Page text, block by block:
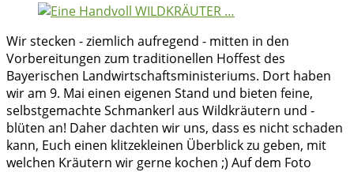
Wir stecken - ziemlich aufregend - mitten in den
Vorbereitungen zum traditionellen Hoffest des
Bayerischen Landwirtschaftsministeriums. Dort haben
wir am 9. Mai einen eigenen Stand und bieten feine,
selbstgemachte Schmankerl aus Wildkräutern und -
blüten an! Daher dachten wir uns, dass es nicht schaden
kann, Euch einen klitzekleinen Überblick zu geben, mit
welchen Kräutern wir gerne kochen ;) Auf dem Foto